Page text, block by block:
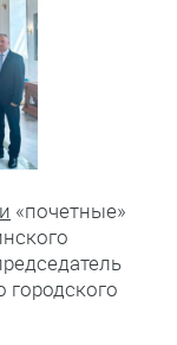
«почетные»